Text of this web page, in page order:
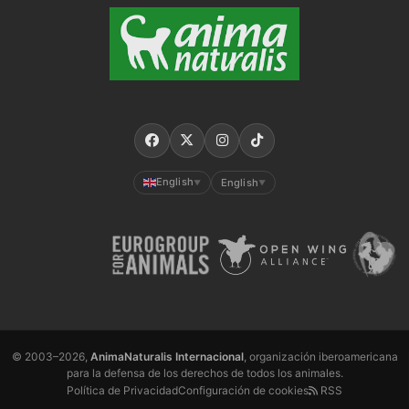
English ▼ English ▼
© 2003–2026, AnimaNaturalis Internacional, organización iberoamericana
para la defensa de los derechos de todos los animales.
Política de PrivacidadConfiguración de cookies RSS